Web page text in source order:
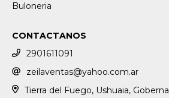
Buloneria
CONTACTANOS
2901611091
zeilaventas@yahoo.com.ar
Tierra del Fuego, Ushuaia,